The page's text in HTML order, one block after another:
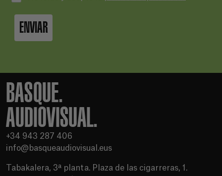
ENVIAR
BASQUE.
AUDIOVISUAL.
+34 943 287 406
info@basqueaudiovisual.eus
Tabakalera, 3ª planta. Plaza de las cigarreras, 1.